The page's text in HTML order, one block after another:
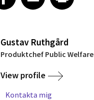
Gustav Ruthgård
Produktchef Public Welfare
View profile
Kontakta mig